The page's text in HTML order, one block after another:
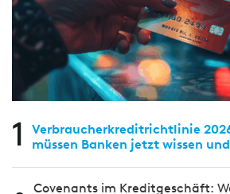
1
Verbraucherkreditrichtlinie
müssen Banken jetzt wissen
Covenants im Kreditgeschäft: